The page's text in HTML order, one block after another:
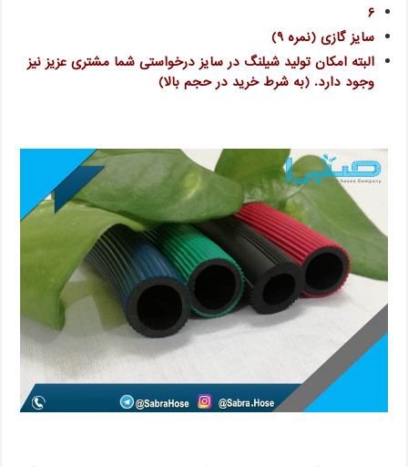
۶
سایز گازی (نمره ۹)
البته امکان تولید شیلنگ در سایز درخواستی شما مشتری عزیز نیز
وجود دارد. (به شرط خرید در حجم بالا)